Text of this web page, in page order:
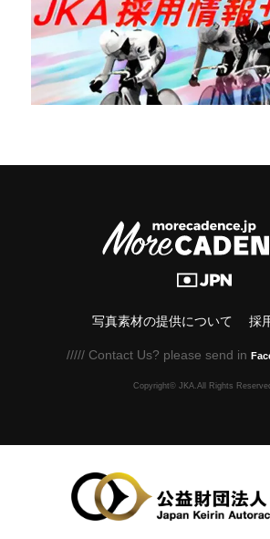
写真素材の提供について 採
///// Contact Us? please send in
Copyright© JKA.All Rights